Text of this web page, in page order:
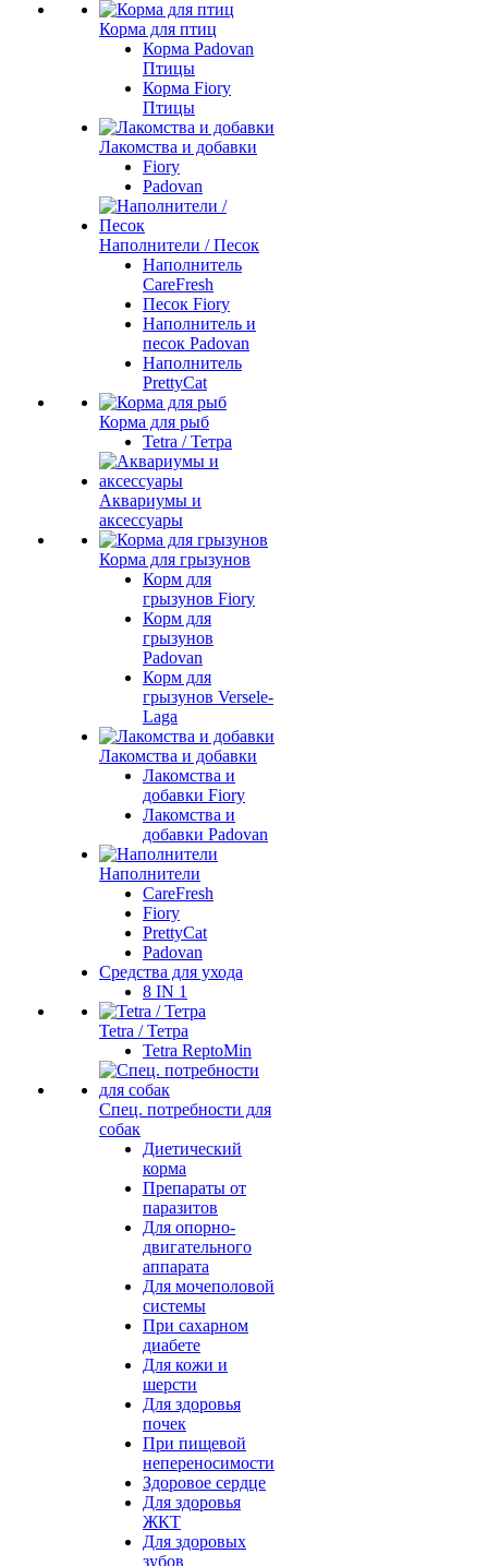
Корма для птиц
Корма Padovan
Птицы
Корма Fiory
Птицы
Лакомства и добавки
Fiory
Padovan
Наполнители / Песок
Наполнитель
CareFresh
Песок Fiory
Наполнитель и
песок Padovan
Наполнитель
PrettyCat
Корма для рыб
Tetra / Тетра
Аквариумы и
аксессуары
Корма для грызунов
Корм для
грызунов Fiory
Корм для
грызунов
Padovan
Корм для
грызунов Versele-
Laga
Лакомства и добавки
Лакомства и
добавки Fiory
Лакомства и
добавки Padovan
Наполнители
CareFresh
Fiory
PrettyCat
Padovan
Средства для ухода
8 IN 1
Tetra / Тетра
Tetra ReptoMin
Спец. потребности для
собак
Диетический
корма
Препараты от
паразитов
Для опорно-
двигательного
аппарата
Для мочеполовой
системы
При сахарном
диабете
Для кожи и
шерсти
Для здоровья
почек
При пищевой
непереносимости
Здоровое сердце
Для здоровья
ЖКТ
Для здоровых
зубов